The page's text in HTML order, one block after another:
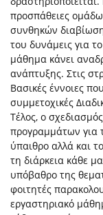
προσπάθειες
συνθηκών
του δυνάμεις για
μάθημα κάνει
ανάπτυξης. Στις
Βασικές έννοιες
συμμετοχικές
Τέλος, ο
προγραμμάτων για
ύπαιθρο αλλά και
τη διάρκεια κάθε
υπόβαθρο της
φοιτητές
εργαστηριακό